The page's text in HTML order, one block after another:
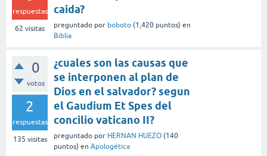
respuestas
62 visitas
caida?
preguntado por boboto (1,420 puntos) en
Biblia
0
votos
2
respuestas
135 visitas
¿cuales son las causas que
se interponen al plan de
Dios en el salvador? segun
el Gaudium Et Spes del
concilio vaticano II?
preguntado por HERNAN HUEZO (140
puntos) en Apologética